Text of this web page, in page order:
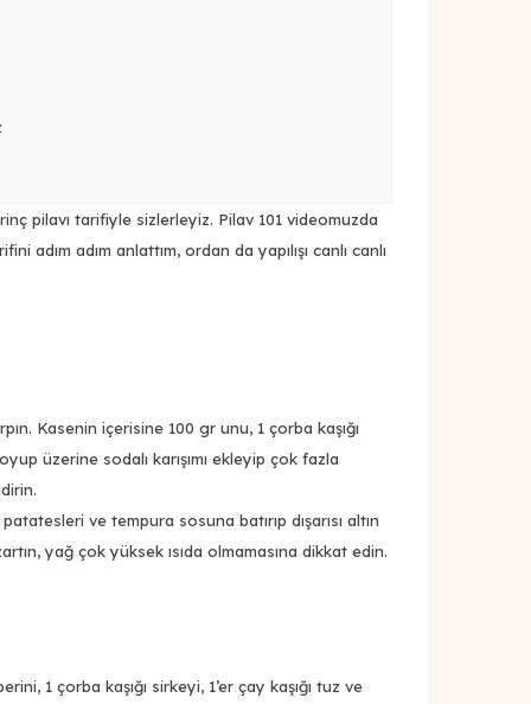
pilavı tarifiyle sizlerleyiz. Pilav 101 videomuzda
adım adım anlattım, ordan da yapılışı canlı canlı
Kasenin içerisine 100 gr unu, 1 çorba kaşığı
üzerine sodalı karışımı ekleyip çok fazla
ve tempura sosuna batırıp dışarısı altın
yağ çok yüksek ısıda olmamasına dikkat edin.
1 çorba kaşığı sirkeyi, 1’er çay kaşığı tuz ve